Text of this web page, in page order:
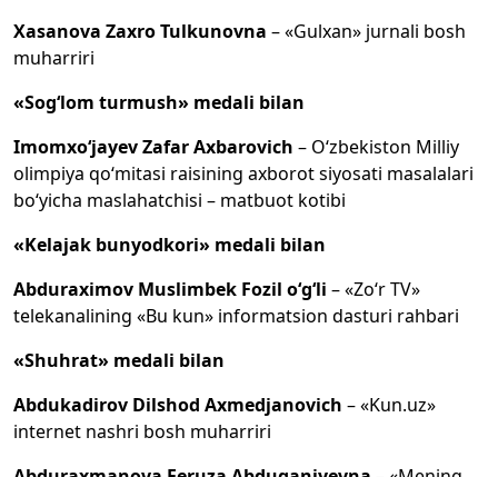
Xasanova Zaxro Tulkunovna – «Gulxan» jurnali bosh
muharriri
«Sog‘lom turmush» medali bilan
Imomxo‘jayev Zafar Axbarovich – O‘zbekiston Milliy
olimpiya qo‘mitasi raisining axborot siyosati masalalari
bo‘yicha maslahatchisi – matbuot kotibi
«Kelajak bunyodkori» medali bilan
Abduraximov Muslimbek Fozil o‘g‘li – «Zo‘r TV»
telekanalining «Bu kun» informatsion dasturi rahbari
«Shuhrat» medali bilan
Abdukadirov Dilshod Axmedjanovich – «Kun.uz»
internet nashri bosh muharriri